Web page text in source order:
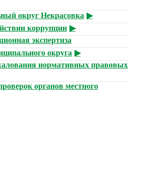
округ Некрасовка
коррупции
экспертиза
округа
нормативных правовых
органов местного